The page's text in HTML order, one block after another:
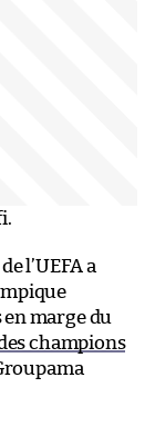
l’UEFA a
marge du
champions